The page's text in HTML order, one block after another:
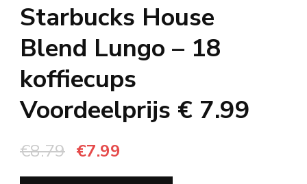
Starbucks House
Blend Lungo – 18
koffiecups
Voordeelprijs € 7.99
€8.79 Oorspronkelijke
prijs
€7.99
prijs